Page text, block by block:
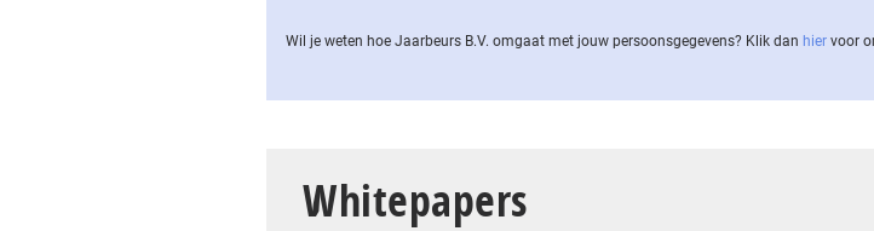
Wil je weten hoe Jaarbeurs B.V. omgaat met jouw per­soons­ge­ge­vens? Klik dan hier voor
Whitepapers